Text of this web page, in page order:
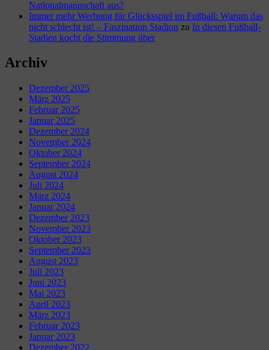
Nationalmannschaft aus?
Immer mehr Werbung für Glücksspiel im Fußball: Warum das
nicht schlecht ist! – Faszination Stadion zu In diesen Fußball-
Stadien kocht die Stimmung über
Archiv
Dezember 2025
März 2025
Februar 2025
Januar 2025
Dezember 2024
November 2024
Oktober 2024
September 2024
August 2024
Juli 2024
März 2024
Januar 2024
Dezember 2023
November 2023
Oktober 2023
September 2023
August 2023
Juli 2023
Juni 2023
Mai 2023
April 2023
März 2023
Februar 2023
Januar 2023
Dezember 2022